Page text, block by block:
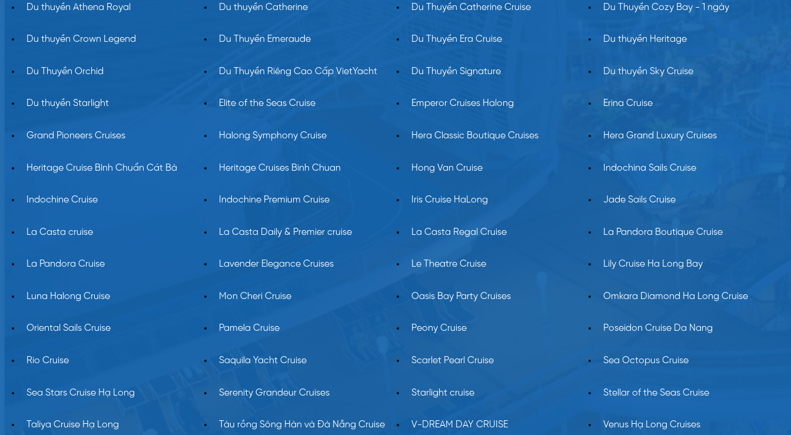
Du thuyền Athena Royal Du thuyền Catherine Du Thuyền Catherine Cruise Du Thuyền Cozy Bay - 1 ngày
Du thuyền Crown Legend Du Thuyền Emeraude Du Thuyền Era Cruise Du thuyền Heritage
Du Thuyền Orchid Du Thuyền Riêng Cao Cấp VietYacht Du Thuyền Signature Du thuyền Sky Cruise
Du thuyền Starlight Elite of the Seas Cruise Emperor Cruises Halong Erina Cruise
Grand Pioneers Cruises Halong Symphony Cruise Hera Classic Boutique Cruises Hera Grand Luxury Cruises
Heritage Cruise Bình Chuẩn Cát Bà Heritage Cruises Binh Chuan Hong Van Cruise Indochina Sails Cruise
Indochine Cruise Indochine Premium Cruise Iris Cruise HaLong Jade Sails Cruise
La Casta cruise La Casta Daily & Premier cruise La Casta Regal Cruise La Pandora Boutique Cruise
La Pandora Cruise Lavender Elegance Cruises Le Theatre Cruise Lily Cruise Ha Long Bay
Luna Halong Cruise Mon Cheri Cruise Oasis Bay Party Cruises Omkara Diamond Ha Long Cruise
Oriental Sails Cruise Pamela Cruise Peony Cruise Poseidon Cruise Da Nang
Rio Cruise Saquila Yacht Cruise Scarlet Pearl Cruise Sea Octopus Cruise
Sea Stars Cruise Hạ Long Serenity Grandeur Cruises Starlight cruise Stellar of the Seas Cruise
Taliya Cruise Hạ Long Tàu rồng Sông Hàn và Đà Nẵng Cruise V-DREAM DAY CRUISE Venus Hạ Long Cruises